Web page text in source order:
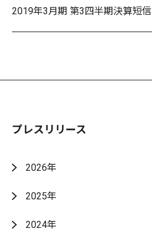
2019年3月期 第3四半期決算短信
プレスリリース
2026年
2025年
2024年